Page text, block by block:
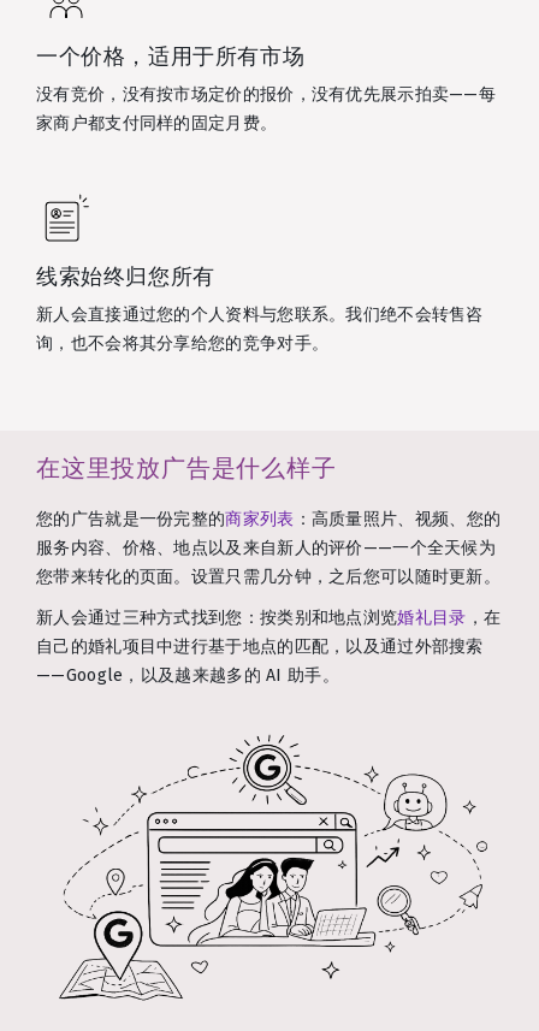
一个价格，适用于所有市场
没有竞价，没有按市场定价的报价，没有优先展示拍卖——每
家商户都支付同样的固定月费。
线索始终归您所有
新人会直接通过您的个人资料与您联系。我们绝不会转售咨
询，也不会将其分享给您的竞争对手。
在这里投放广告是什么样子
您的广告就是一份完整的商家列表 ：高质量照片、视频、您的
服务内容、价格、地点以及来自新人的评价——一个全天候为
您带来转化的页面。设置只需几分钟，之后您可以随时更新。
新人会通过三种方式找到您：按类别和地点浏览婚礼目录 ，在
自己的婚礼项目中进行基于地点的匹配，以及通过外部搜索
——Google，以及越来越多的 AI 助手。